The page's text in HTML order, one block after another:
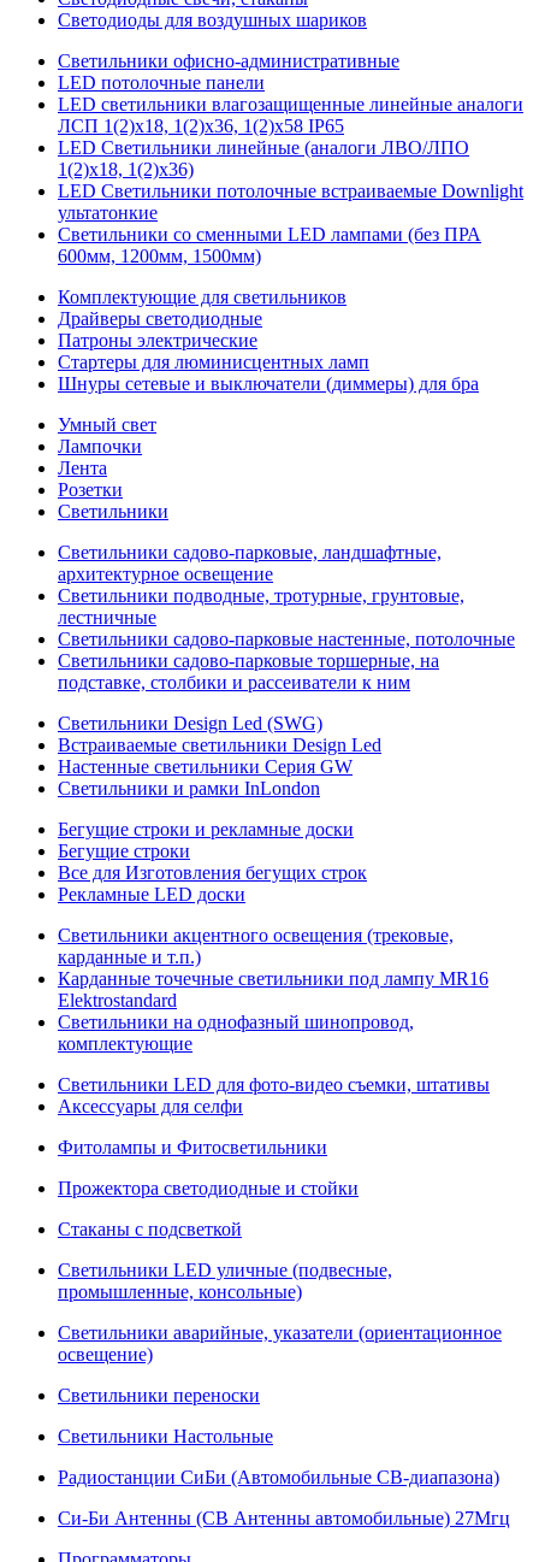
Светодиоды для воздушных шариков
Светильники офисно-административные
LED потолочные панели
LED светильники влагозащищенные линейные аналоги
ЛСП 1(2)х18, 1(2)х36, 1(2)х58 IP65
LED Светильники линейные (аналоги ЛВО/ЛПО
1(2)х18, 1(2)х36)
LED Светильники потолочные встраиваемые Downlight
ультатонкие
Светильники со сменными LED лампами (без ПРА
600мм, 1200мм, 1500мм)
Комплектующие для светильников
Драйверы светодиодные
Патроны электрические
Стартеры для люминисцентных ламп
Шнуры сетевые и выключатели (диммеры) для бра
Умный свет
Лампочки
Лента
Розетки
Светильники
Светильники садово-парковые, ландшафтные,
архитектурное освещение
Светильники подводные, тротурные, грунтовые,
лестничные
Светильники садово-парковые настенные, потолочные
Светильники садово-парковые торшерные, на
подставке, столбики и рассеиватели к ним
Светильники Design Led (SWG)
Встраиваемые светильники Design Led
Настенные светильники Серия GW
Светильники и рамки InLondon
Бегущие строки и рекламные доски
Бегущие строки
Все для Изготовления бегущих строк
Рекламные LED доски
Светильники акцентного освещения (трековые,
карданные и т.п.)
Карданные точечные светильники под лампу MR16
Elektrostandard
Светильники на однофазный шинопровод,
комплектующие
Светильники LED для фото-видео съемки, штативы
Аксессуары для селфи
Фитолампы и Фитосветильники
Прожектора светодиодные и стойки
Стаканы с подсветкой
Светильники LED уличные (подвесные,
промышленные, консольные)
Светильники аварийные, указатели (ориентационное
освещение)
Светильники переноски
Светильники Настольные
Радиостанции СиБи (Автомобильные СВ-диапазона)
Си-Би Антенны (СВ Антенны автомобильные) 27Мгц